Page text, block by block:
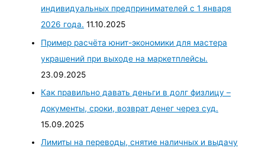
индивидуальных предпринимателей с 1 января
2026 года. 11.10.2025
Пример расчёта юнит-экономики для мастера
украшений при выходе на маркетплейсы.
23.09.2025
Как правильно давать деньги в долг физлицу –
документы, сроки, возврат денег через суд.
15.09.2025
Лимиты на переводы, снятие наличных и выдачу